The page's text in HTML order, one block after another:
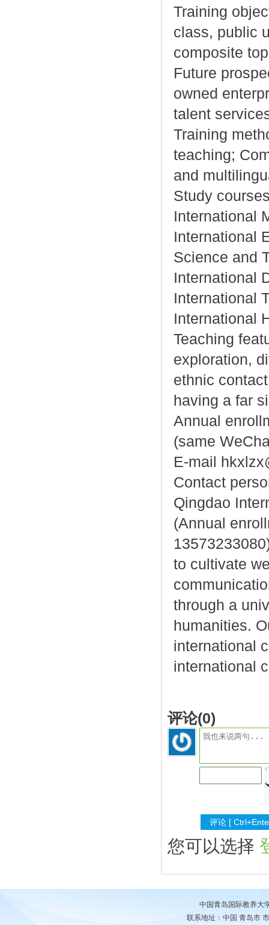
Training
class, public
composite
Future
owned
talent
Training
teaching;
and
Study
International
International
Science and
International
International
International
Teaching
exploration,
ethnic
having a far
Annual
(same
E-mail
Contact
Qingdao
(Annual
to cultivate
through a
humanities.
international
international
评论(0)
您可以选择
中国青岛国际教养大
联系地址：中国 青岛市